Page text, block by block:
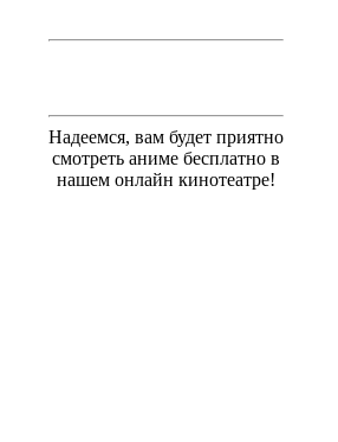
Надеемся, вам будет приятно
смотреть аниме бесплатно в
нашем онлайн кинотеатре!